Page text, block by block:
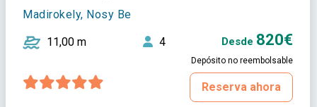
Madirokely, Nosy Be
11,00 m 4 Desde 820€
Depósito no reembolsable
Reserva ahora